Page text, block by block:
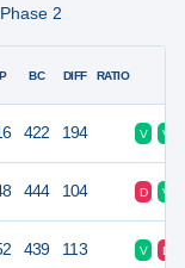
2
BC DIFF RATIO
422 194 V V
444 104 D V
439 113 V D